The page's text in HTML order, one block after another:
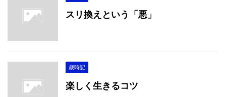
スリ換えという「悪」
歳時記
楽しく生きるコツ